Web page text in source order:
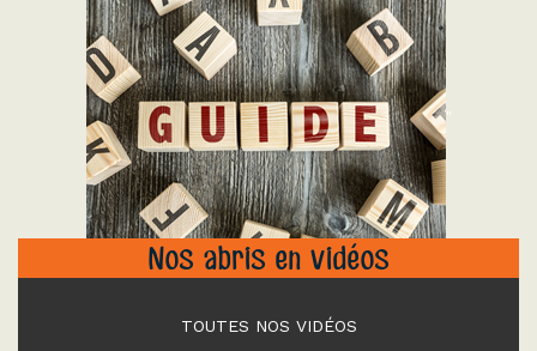
"
Nos abris en vidéos
TOUTES NOS VIDÉOS